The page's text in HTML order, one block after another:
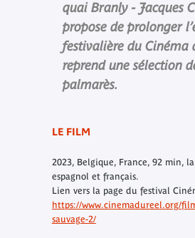
quai Branly - Jacques
propose de prolonger
festivalière du Cinéma
reprend une sélection
palmarès.
LE FILM
2023, Belgique, France, 92 min,
espagnol et français.
Lien vers la page du festival
https://www.cinemadureel.org/
sauvage-2/